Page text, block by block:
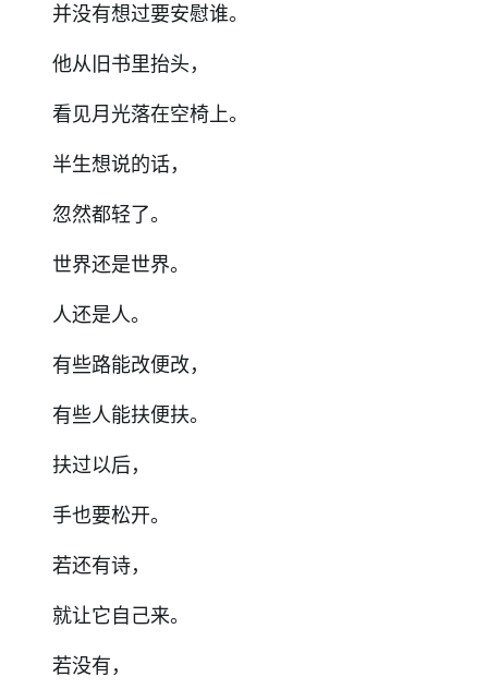
并没有想过要安慰谁。
他从旧书里抬头，
看见月光落在空椅上。
半生想说的话，
忽然都轻了。
世界还是世界。
人还是人。
有些路能改便改，
有些人能扶便扶。
扶过以后，
手也要松开。
若还有诗，
就让它自己来。
若没有，